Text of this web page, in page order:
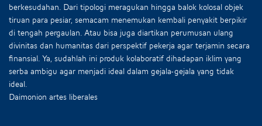
berkesudahan. Dari tipologi meragukan hingga balok kolosal objek
tiruan para pesiar, semacam menemukan kembali penyakit berpikir
di tengah pergaulan. Atau bisa juga diartikan perumusan ulang
divinitas dan humanitas dari perspektif pekerja agar terjamin secara
finansial. Ya, sudahlah ini produk kolaboratif dihadapan iklim yang
serba ambigu agar menjadi ideal dalam gejala-gejala yang tidak
ideal.
Daimonion artes liberales